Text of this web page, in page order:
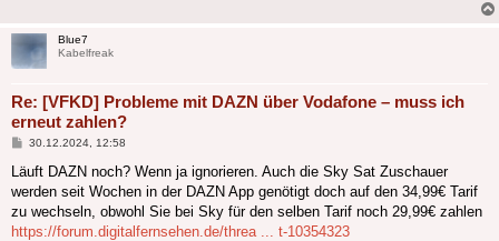
Blue7
Kabelfreak
Re: [VFKD] Probleme mit DAZN über Vodafone – muss ich
erneut zahlen?
Beitrag
30.12.2024, 12:58
Läuft DAZN noch? Wenn ja ignorieren. Auch die Sky Sat Zuschauer
werden seit Wochen in der DAZN App genötigt doch auf den 34,99€ Tarif
zu wechseln, obwohl Sie bei Sky für den selben Tarif noch 29,99€ zahlen
https://forum.digitalfernsehen.de/threa ... t-10354323